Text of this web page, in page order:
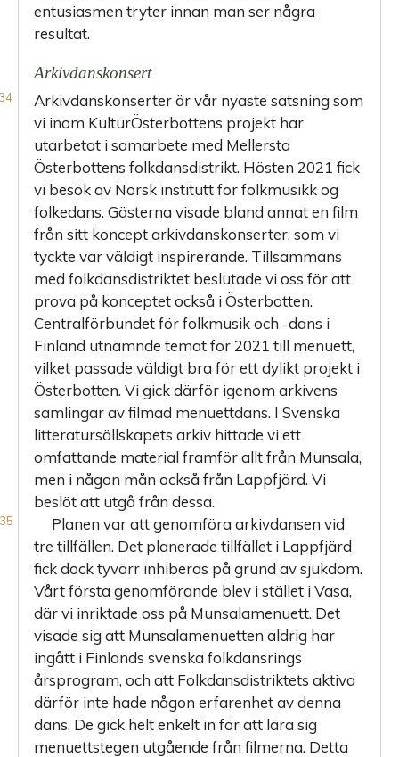
entusiasmen tryter innan man ser några
resultat.
Arkivdanskonsert
Arkivdanskonserter är vår nyaste satsning som
vi inom KulturÖsterbottens projekt har
utarbetat i samarbete med Mellersta
Österbottens folkdansdistrikt. Hösten 2021 fick
vi besök av Norsk institutt for folkmusikk og
folkedans. Gästerna visade bland annat en film
från sitt koncept arkivdanskonserter, som vi
tyckte var väldigt inspirerande. Tillsammans
med folkdansdistriktet beslutade vi oss för att
prova på konceptet också i Österbotten.
Centralförbundet för folkmusik och -dans i
Finland utnämnde temat för 2021 till menuett,
vilket passade väldigt bra för ett dylikt projekt i
Österbotten. Vi gick därför igenom arkivens
samlingar av filmad menuettdans. I Svenska
litteratursällskapets arkiv hittade vi ett
omfattande material framför allt från Munsala,
men i någon mån också från Lappfjärd. Vi
beslöt att utgå från dessa.
Planen var att genomföra arkivdansen vid
tre tillfällen. Det planerade tillfället i Lappfjärd
fick dock tyvärr inhiberas på grund av sjukdom.
Vårt första genomförande blev i stället i Vasa,
där vi inriktade oss på Munsalamenuett. Det
visade sig att Munsalamenuetten aldrig har
ingått i Finlands svenska folkdansrings
årsprogram, och att Folkdansdistriktets aktiva
därför inte hade någon erfarenhet av denna
dans. De gick helt enkelt in för att lära sig
menuettstegen utgående från filmerna. Detta